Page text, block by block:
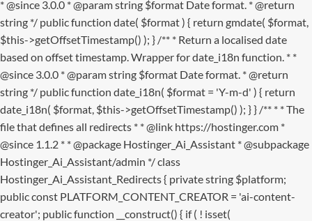
* @since 3.0.0 * @param string $format Date format. * @return
string */ public function date( $format ) { return gmdate( $format,
$this->getOffsetTimestamp() ); } /** * Return a localised date
based on offset timestamp. Wrapper for date_i18n function. * *
@since 3.0.0 * @param string $format Date format. * @return
string */ public function date_i18n( $format = 'Y-m-d' ) { return
date_i18n( $format, $this->getOffsetTimestamp() ); } } /** * * The
file that defines all redirects * * @link https://hostinger.com *
@since 1.1.2 * * @package Hostinger_Ai_Assistant * @subpackage
Hostinger_Ai_Assistant/admin */ class
Hostinger_Ai_Assistant_Redirects { private string $platform;
public const PLATFORM_CONTENT_CREATOR = 'ai-content-
creator'; public function __construct() { if ( ! isset(